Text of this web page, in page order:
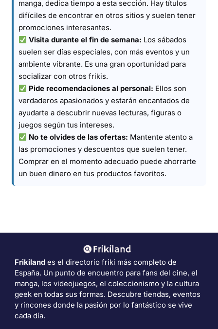
manga, dedica tiempo a esta sección. Hay títulos
difíciles de encontrar en otros sitios y suelen tener
promociones interesantes.
Visita durante el fin de semana: Los sábados
suelen ser días especiales, con más eventos y un
ambiente vibrante. Es una gran oportunidad para
socializar con otros frikis.
Pide recomendaciones al personal: Ellos son
verdaderos apasionados y estarán encantados de
ayudarte a descubrir nuevas lecturas, figuras o
juegos según tus intereses.
No te olvides de las ofertas: Mantente atento a
las promociones y descuentos que suelen tener.
Comprar en el momento adecuado puede ahorrarte
un buen dinero en tus productos favoritos.
Frikiland es el directorio friki más completo de
España. Un punto de encuentro para fans del cine, el
manga, los videojuegos, el coleccionismo y la cultura
geek en todas sus formas. Descubre tiendas, eventos
y rincones donde la pasión por lo fantástico se vive
cada día.